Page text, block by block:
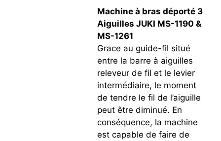
Machine à bras déporté 3
Aiguilles JUKI MS-1190 &
MS-1261
Grace au guide-fil situé
entre la barre à aiguilles
releveur de fil et le levier
intermédiaire, le moment
de tendre le fil de l’aiguille
peut être diminué. En
conséquence, la machine
est capable de faire de